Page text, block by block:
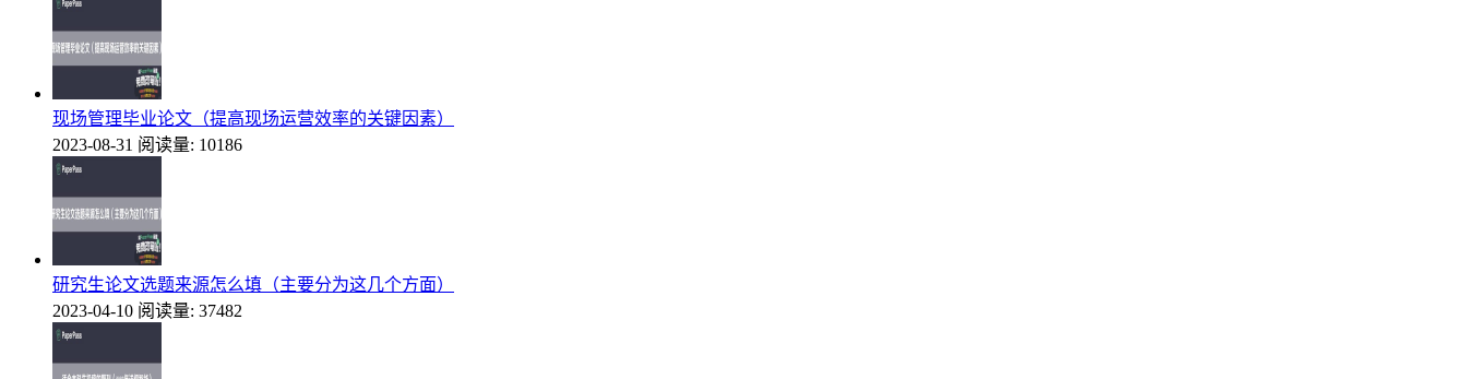
现场管理毕业论文（提高现场运营效率的关键因素）
2023-08-31 阅读量: 10186
研究生论文选题来源怎么填（主要分为这几个方面）
2023-04-10 阅读量: 37482